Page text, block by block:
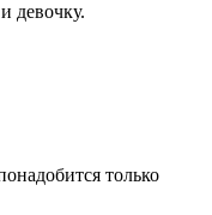
девочку.
только